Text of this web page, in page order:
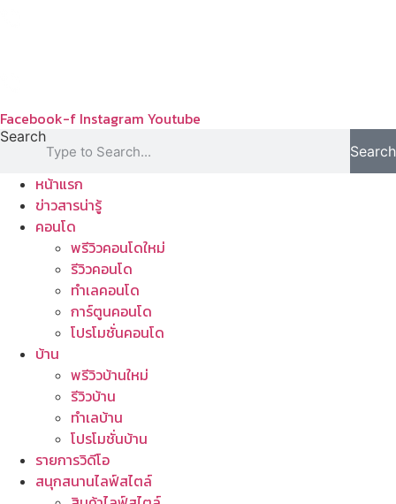
Facebook-f Instagram Youtube
Search
Search
หน้าแรก
ข่าวสารน่ารู้
คอนโด
พรีวิวคอนโดใหม่
รีวิวคอนโด
ทำเลคอนโด
การ์ตูนคอนโด
โปรโมชั่นคอนโด
บ้าน
พรีวิวบ้านใหม่
รีวิวบ้าน
ทำเลบ้าน
โปรโมชั่นบ้าน
รายการวิดีโอ
สนุกสนานไลฟ์สไตล์